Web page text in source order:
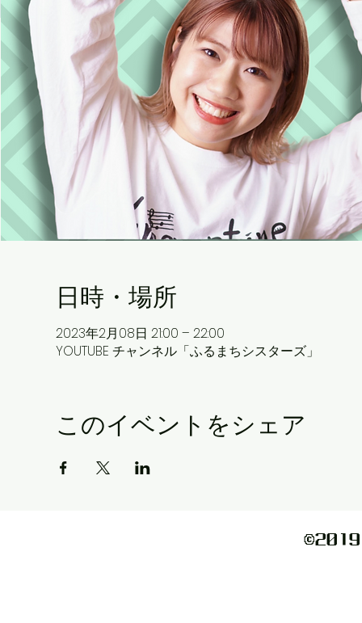
日時・場所
2023年2月08日 21:00 – 22:00
YOUTUBE チャンネル「ふるまちシスターズ」
このイベントをシェア
©️2019